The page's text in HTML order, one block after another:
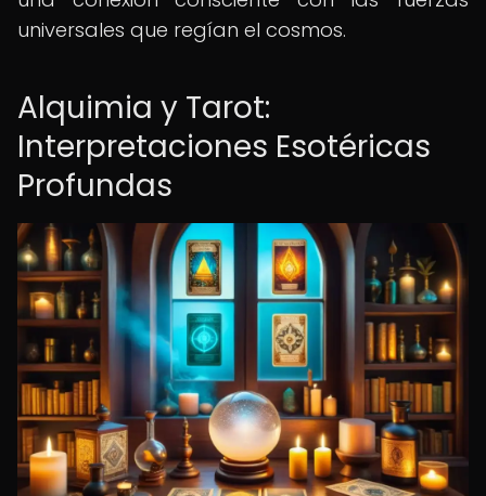
universales que regían el cosmos.
Alquimia y Tarot:
Interpretaciones Esotéricas
Profundas